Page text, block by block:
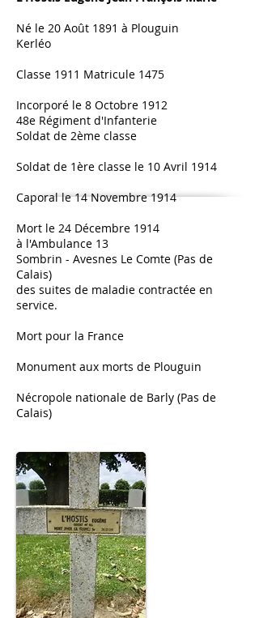
Né le 20 Août 1891 à Plouguin
Kerléo
Classe 1911 Matricule 1475
Incorporé le 8 Octobre 1912
48e Régiment d'Infanterie
Soldat de 2ème classe
Soldat de 1ère classe le 10 Avril 1914
Caporal le 14 Novembre 1914
Mort le 24 Décembre 1914
à l'Ambulance 13
Sombrin - Avesnes Le Comte (Pas de
Calais)
des suites de maladie contractée en
service.
Mort pour la France
Monument aux morts de Plouguin
Nécropole nationale de Barly (Pas de
Calais)